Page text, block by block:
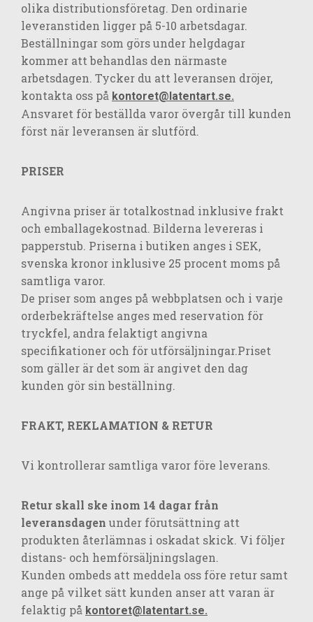
olika distributionsföretag. Den ordinarie
leveranstiden ligger på 5-10 arbetsdagar.
Beställningar som görs under helgdagar
kommer att behandlas den närmaste
arbetsdagen. Tycker du att leveransen dröjer,
kontakta oss på kontoret@latentart.se.
Ansvaret för beställda varor övergår till kunden
först när leveransen är slutförd.
PRISER
Angivna priser är totalkostnad inklusive frakt
och emballagekostnad. Bilderna levereras i
papperstub. Priserna i butiken anges i SEK,
svenska kronor inklusive 25 procent moms på
samtliga varor.
De priser som anges på webbplatsen och i varje
orderbekräftelse anges med reservation för
tryckfel, andra felaktigt angivna
specifikationer och för utförsäljningar.Priset
som gäller är det som är angivet den dag
kunden gör sin beställning.
FRAKT, REKLAMATION & RETUR
Vi kontrollerar samtliga varor före leverans.
Retur skall ske inom 14 dagar från
leveransdagen under förutsättning att
produkten återlämnas i oskadat skick. Vi följer
distans- och hemförsäljningslagen.
Kunden ombeds att meddela oss före retur samt
ange på vilket sätt kunden anser att varan är
felaktig på kontoret@latentart.se.